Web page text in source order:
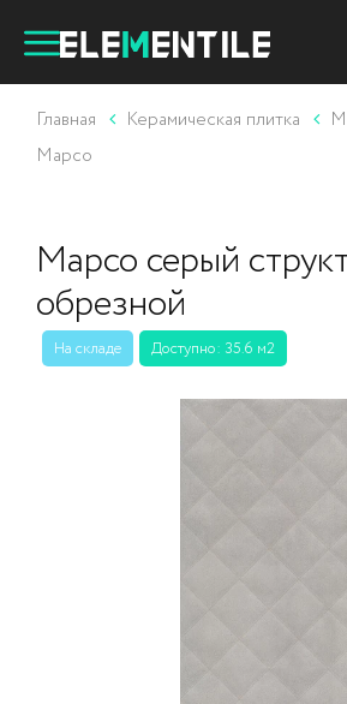
Главная Керамическая плитка
Марсо
Марсо серый
обрезной
На складе Доступно: 35.6 м2